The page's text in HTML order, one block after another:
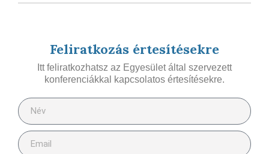
Feliratkozás értesítésekre
Itt feliratkozhatsz az Egyesület által szervezett
konferenciákkal kapcsolatos értesítésekre.